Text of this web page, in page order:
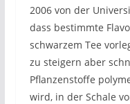
2006 von der
dass bestimmte
schwarzem Tee
zu steigern aber
Pflanzenstoffe
wird, in der Schale